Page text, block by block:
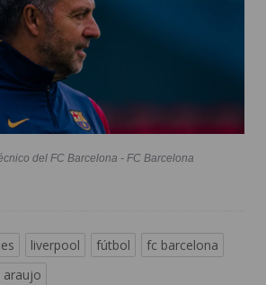
del FC Barcelona - FC Barcelona
liverpool fútbol
fc barcelona
araujo